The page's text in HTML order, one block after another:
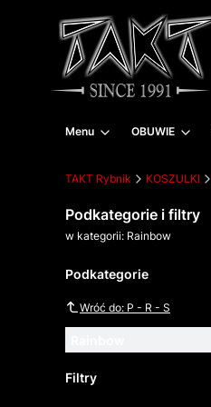
Menu OBUWIE
TAKT Rybnik KOSZULKI
Podkategorie i filtry
w kategorii: Rainbow
Podkategorie
Wróć do: P - R - S
Filtry